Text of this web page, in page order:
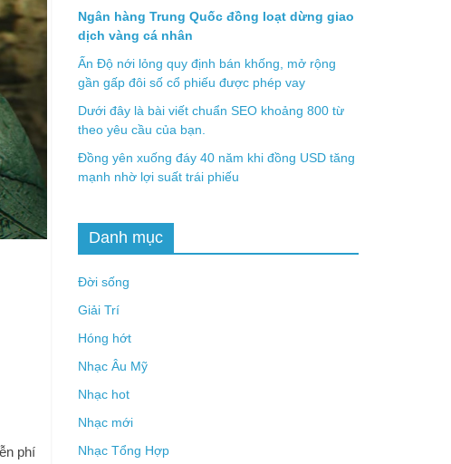
phí
Ngân hàng Trung Quốc đồng loạt dừng giao
dịch vàng cá nhân
Ấn Độ nới lỏng quy định bán khống, mở rộng
gần gấp đôi số cổ phiếu được phép vay
Dưới đây là bài viết chuẩn SEO khoảng 800 từ
theo yêu cầu của bạn.
Đồng yên xuống đáy 40 năm khi đồng USD tăng
mạnh nhờ lợi suất trái phiếu
Danh mục
Đời sống
Giải Trí
Hóng hớt
Nhạc Âu Mỹ
Nhạc hot
Nhạc mới
Nhạc Tổng Hợp